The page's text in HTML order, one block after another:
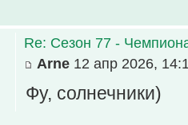
Re: Сезон 77 -
Arne 12 апр 2026,
Фу, солнечники)